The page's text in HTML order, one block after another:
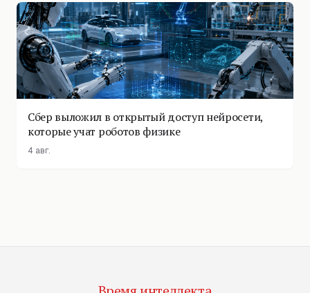
Сбер выложил в открытый доступ нейросети,
которые учат роботов физике
4 авг.